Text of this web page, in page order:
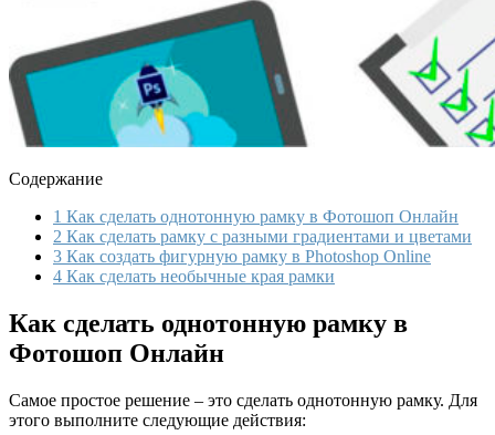
Содержание
1 Как сделать однотонную рамку в Фотошоп Онлайн
2 Как сделать рамку с разными градиентами и цветами
3 Как создать фигурную рамку в Photoshop Online
4 Как сделать необычные края рамки
Как сделать однотонную рамку в
Фотошоп Онлайн
Самое простое решение – это сделать однотонную рамку. Для
этого выполните следующие действия: